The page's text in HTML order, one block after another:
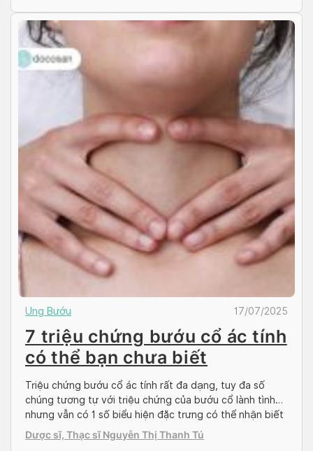
Ung Bướu 17/07/2025
7 triệu chứng bướu cổ ác tính
có thể bạn chưa biết
Triệu chứng bướu cổ ác tính rất đa dạng, tuy đa số
chúng tương tự với triệu chứng của bướu cổ lành tình
nhưng vẫn có 1 số biểu hiện đặc trưng có thể nhận biết
được. Vậy cách nhận biết các triệu chứng bướu cổ ác
tính ra sao? Hãy cùng Docosan tìm hiểu trong bài […]
Dược sĩ, Thạc sĩ Nguyễn Thị Thanh Tú